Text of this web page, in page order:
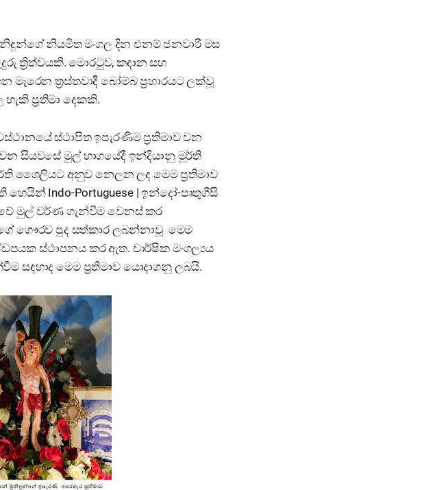
නියමිත මංගල දින එනම් ජනවාරි මස
ත්‍රිත්වයකි. මොරටුව, කඳාන සහ
මැරෙන ත්‍රස්තවාදී බෝම්බ ප්‍රහාරයට ලක්වූ
ප්‍රතිමා දෙකකි.
ස්ථාපිත ඉපැරණිම ප්‍රතිමාව වන
සියවසේ මුල් භාගයේදී ඉන්දියානු මූර්ති
ශෛලියට අනුව නෙලන ලද මෙම ප්‍රතිමාව
Indo-Portuguese | ඉන්දෝ-පෘතුගීසි
මුල් වර්ණ ගැන්වීම වෙනස් කර
ගෞරව පුද සත්කාර ලබන්නාවූ මෙම
ස්ථාපනය කර ඇත. වාර්ෂික මංගල්‍යය
සඳහාද මෙම ප්‍රතිමාව යොදාගනු ලබයි.